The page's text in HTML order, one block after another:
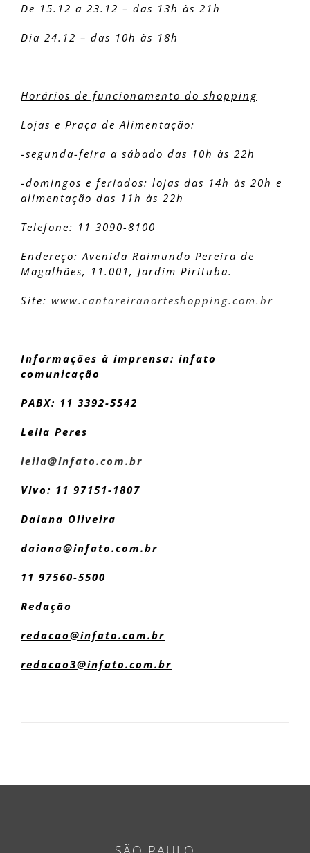
De 15.12 a 23.12 – das 13h às 21h
Dia 24.12 – das 10h às 18h
Horários de funcionamento do shopping
Lojas e Praça de Alimentação:
-segunda-feira a sábado das 10h às 22h
-domingos e feriados: lojas das 14h às 20h e
alimentação das 11h às 22h
Telefone: 11 3090-8100
Endereço: Avenida Raimundo Pereira de
Magalhães, 11.001, Jardim Pirituba.
Site: www.cantareiranorteshopping.com.br
Informações à imprensa: infato
comunicação
PABX: 11 3392-5542
Leila Peres
leila@infato.com.br
Vivo: 11 97151-1807
Daiana Oliveira
daiana@infato.com.br
11 97560-5500
Redação
redacao@infato.com.br
redacao3@infato.com.br